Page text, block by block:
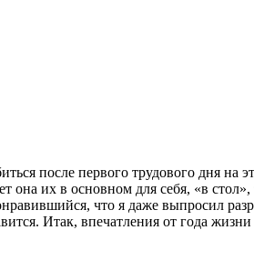
после первого трудового дня на
она их в основном для себя, «в
что я даже выпросил
Итак, впечатления от года